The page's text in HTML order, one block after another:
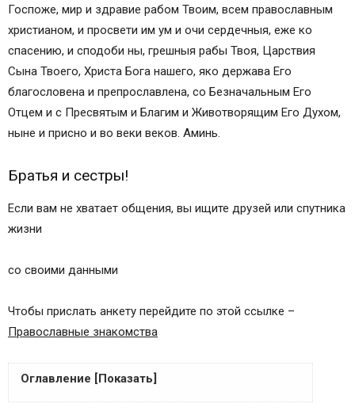
Госпоже, мир и здравие рабом Твоим, всем православным
христианом, и просвети им ум и очи сердечныя, еже ко
спасению, и сподоби ны, грешныя рабы Твоя, Царствия
Сына Твоего, Христа Бога нашего, яко держава Его
благословена и препрославлена, со Безначальным Его
Отцем и с Пресвятым и Благим и Животворящим Его Духом,
ныне и присно и во веки веков. Аминь.
Братья и сестры!
Если вам не хватает общения, вы ищите друзей или спутника
жизни
со своими данными
Чтобы прислать анкету перейдите по этой ссылке –
Православные знакомства
Оглавление [Показать]